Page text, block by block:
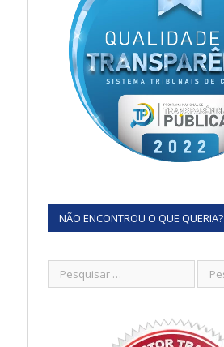
NÃO ENCONTROU O QUE QUERIA?